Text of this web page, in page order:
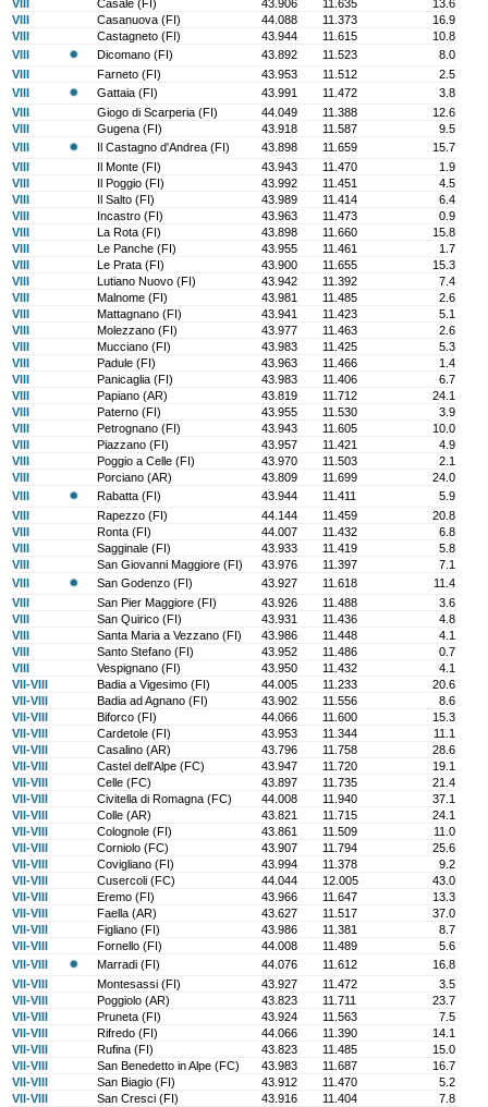
VIII
Casale (FI) 43.906 11.635
13.6
VIII
Casanuova (FI) 44.088 11.373
16.9
VIII
Castagneto (FI) 43.944 11.615
10.8
VIII
Dicomano (FI) 43.892 11.523
8.0
VIII
Farneto (FI) 43.953 11.512
2.5
VIII
Gattaia (FI) 43.991 11.472
3.8
VIII
Giogo di Scarperia (FI) 44.049 11.388
12.6
VIII
Gugena (FI) 43.918 11.587
9.5
VIII
Il Castagno d'Andrea (FI) 43.898 11.659
15.7
VIII
Il Monte (FI) 43.943 11.470
1.9
VIII
Il Poggio (FI) 43.992 11.451
4.5
VIII
Il Salto (FI) 43.989 11.414
6.4
VIII
Incastro (FI) 43.963 11.473
0.9
VIII
La Rota (FI) 43.898 11.660
15.8
VIII
Le Panche (FI) 43.955 11.461
1.7
VIII
Le Prata (FI) 43.900 11.655
15.3
VIII
Lutiano Nuovo (FI) 43.942 11.392
7.4
VIII
Malnome (FI) 43.981 11.485
2.6
VIII
Mattagnano (FI) 43.941 11.423
5.1
VIII
Molezzano (FI) 43.977 11.463
2.6
VIII
Mucciano (FI) 43.983 11.425
5.3
VIII
Padule (FI) 43.963 11.466
1.4
VIII
Panicaglia (FI) 43.983 11.406
6.7
VIII
Papiano (AR) 43.819 11.712
24.1
VIII
Paterno (FI) 43.955 11.530
3.9
VIII
Petrognano (FI) 43.943 11.605
10.0
VIII
Piazzano (FI) 43.957 11.421
4.9
VIII
Poggio a Celle (FI) 43.970 11.503
2.1
VIII
Porciano (AR) 43.809 11.699
24.0
VIII
Rabatta (FI) 43.944 11.411
5.9
VIII
Rapezzo (FI) 44.144 11.459
20.8
VIII
Ronta (FI) 44.007 11.432
6.8
VIII
Sagginale (FI) 43.933 11.419
5.8
VIII
San Giovanni Maggiore (FI) 43.976 11.397
7.1
VIII
San Godenzo (FI) 43.927 11.618
11.4
VIII
San Pier Maggiore (FI) 43.926 11.488
3.6
VIII
San Quirico (FI) 43.931 11.436
4.8
VIII
Santa Maria a Vezzano (FI) 43.986 11.448
4.1
VIII
Santo Stefano (FI) 43.952 11.486
0.7
VIII
Vespignano (FI) 43.950 11.432
4.1
VII-VIII
Badia a Vigesimo (FI) 44.005 11.233
20.6
VII-VIII
Badia ad Agnano (FI) 43.902 11.556
8.6
VII-VIII
Biforco (FI) 44.066 11.600
15.3
VII-VIII
Cardetole (FI) 43.953 11.344
11.1
VII-VIII
Casalino (AR) 43.796 11.758
28.6
VII-VIII
Castel dell'Alpe (FC) 43.947 11.720
19.1
VII-VIII
Celle (FC) 43.897 11.735
21.4
VII-VIII
Civitella di Romagna (FC) 44.008 11.940
37.1
VII-VIII
Colle (AR) 43.821 11.715
24.1
VII-VIII
Colognole (FI) 43.861 11.509
11.0
VII-VIII
Corniolo (FC) 43.907 11.794
25.6
VII-VIII
Covigliano (FI) 43.994 11.378
9.2
VII-VIII
Cusercoli (FC) 44.044 12.005
43.0
VII-VIII
Eremo (FI) 43.966 11.647
13.3
VII-VIII
Faella (AR) 43.627 11.517
37.0
VII-VIII
Figliano (FI) 43.986 11.381
8.7
VII-VIII
Fornello (FI) 44.008 11.489
5.6
VII-VIII
Marradi (FI) 44.076 11.612
16.8
VII-VIII
Montesassi (FI) 43.927 11.472
3.5
VII-VIII
Poggiolo (AR) 43.823 11.711
23.7
VII-VIII
Pruneta (FI) 43.924 11.563
7.5
VII-VIII
Rifredo (FI) 44.066 11.390
14.1
VII-VIII
Rufina (FI) 43.823 11.485
15.0
VII-VIII
San Benedetto in Alpe (FC) 43.983 11.687
16.7
VII-VIII
San Biagio (FI) 43.912 11.470
5.2
VII-VIII
San Cresci (FI) 43.916 11.404
7.8